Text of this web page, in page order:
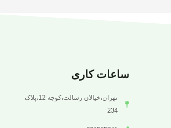
ساعات کاری
تهران،خیالان رسالت،کوجه 12،پلاک
234